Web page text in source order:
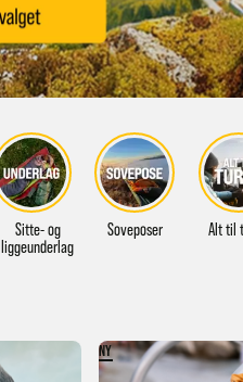
Sitte- og
liggeunderlag
Soveposer Alt til
NY